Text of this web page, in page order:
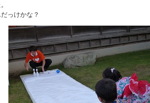
っけかな？